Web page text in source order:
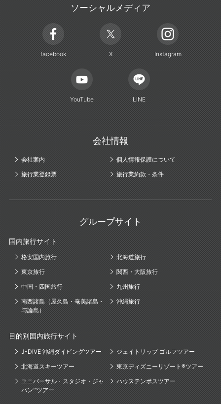
ソーシャルメディア
facebook X Instagram
YouTube LINE
会社情報
会社案内
個人情報保護について
旅行業登録票
旅行業約款・条件
グループサイト
国内旅行サイト
格安国内旅行
北海道旅行
東京旅行
関西・大阪旅行
中国・四国旅行
九州旅行
南西諸島（屋久島・奄美諸島・
与論島）
沖縄旅行
目的別国内旅行サイト
J-DIVE 沖縄ダイビングツアー
ジェイトリップ ゴルフツアー
北海道スキーツアー
東京ディズニーリゾート®ツアー
ユニバーサル・スタジオ・ジャ
パン™ツアー
ハウステンボスツアー